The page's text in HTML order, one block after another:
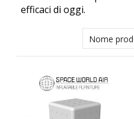
efficaci di oggi.